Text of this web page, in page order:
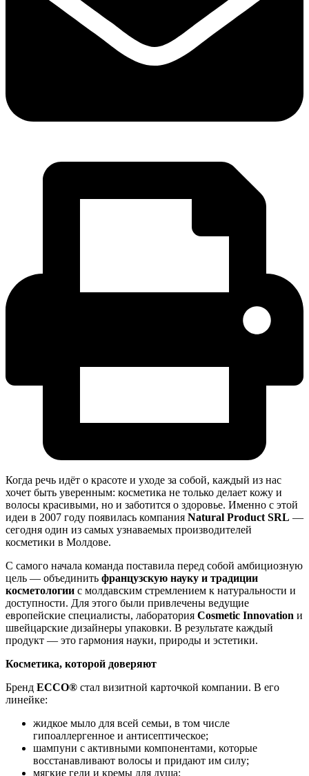
Когда речь идёт о красоте и уходе за собой, каждый из нас
хочет быть уверенным: косметика не только делает кожу и
волосы красивыми, но и заботится о здоровье. Именно с этой
идеи в 2007 году появилась компания Natural Product SRL —
сегодня один из самых узнаваемых производителей
косметики в Молдове.
С самого начала команда поставила перед собой амбициозную
цель — объединить французскую науку и традиции
косметологии с молдавским стремлением к натуральности и
доступности. Для этого были привлечены ведущие
европейские специалисты, лаборатория Cosmetic Innovation и
швейцарские дизайнеры упаковки. В результате каждый
продукт — это гармония науки, природы и эстетики.
Косметика, которой доверяют
Бренд ECCO® стал визитной карточкой компании. В его
линейке:
жидкое мыло для всей семьи, в том числе
гипоаллергенное и антисептическое;
шампуни с активными компонентами, которые
восстанавливают волосы и придают им силу;
мягкие гели и кремы для душа;